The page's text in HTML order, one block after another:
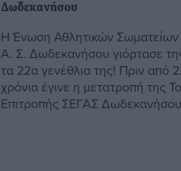
Δωδεκανήσου
Η Ένωση Αθλητικών Σωματείων
Α. Σ. Δωδεκανήσου γιόρτασε
τα 22α γενέθλια της! Πριν από
χρόνια έγινε η μετατροπή της
Επιτροπής ΣΕΓΑΣ